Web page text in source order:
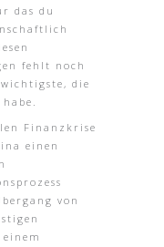
das du
fehlt noch
die
Finanzkrise
einen
von